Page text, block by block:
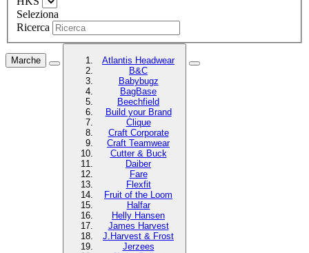
Seleziona
Ricerca
Marche
Atlantis Headwear
B&C
Babybugz
BagBase
Beechfield
Build your Brand
Clique
Craft Corporate
Craft Teamwear
Cutter & Buck
Daiber
Fare
Flexfit
Fruit of the Loom
Halfar
Helly Hansen
James Harvest
J.Harvest & Frost
Jerzees